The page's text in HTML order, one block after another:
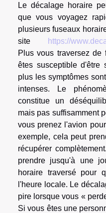
Le décalage horaire
que vous voyagez
plusieurs fuseaux
site
https://
Plus vous traversez de
êtes susceptible d'être
plus les symptômes
intenses. Le
constitue un
mais pas suffisamment
vous prenez l'avion
exemple, cela peut
récupérer
prendre jusqu'à une
horaire traversé pour
l'heure locale. Le
pire lorsque vous «
Si vous êtes une